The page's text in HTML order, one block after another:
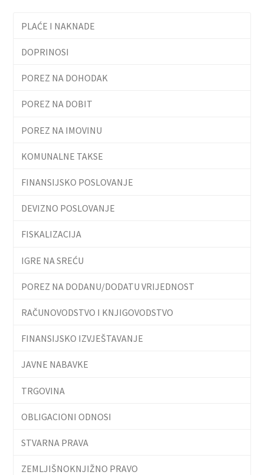
PLAĆE I NAKNADE
DOPRINOSI
POREZ NA DOHODAK
POREZ NA DOBIT
POREZ NA IMOVINU
KOMUNALNE TAKSE
FINANSIJSKO POSLOVANJE
DEVIZNO POSLOVANJE
FISKALIZACIJA
IGRE NA SREĆU
POREZ NA DODANU/DODATU VRIJEDNOST
RAČUNOVODSTVO I KNJIGOVODSTVO
FINANSIJSKO IZVJEŠTAVANJE
JAVNE NABAVKE
TRGOVINA
OBLIGACIONI ODNOSI
STVARNA PRAVA
ZEMLJIŠNOKNJIŽNO PRAVO